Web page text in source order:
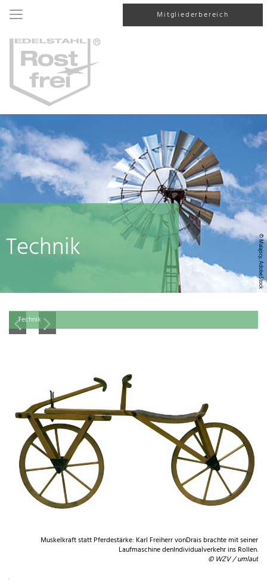
Mitgliederbereich
© Malajscy, AdobeStock
Technik
Technik
Muskelkraft statt Pferdestärke: Karl Freiherr vonDrais brachte mit seiner
Laufmaschine denIndividualverkehr ins Rollen.
© WZV / umlaut